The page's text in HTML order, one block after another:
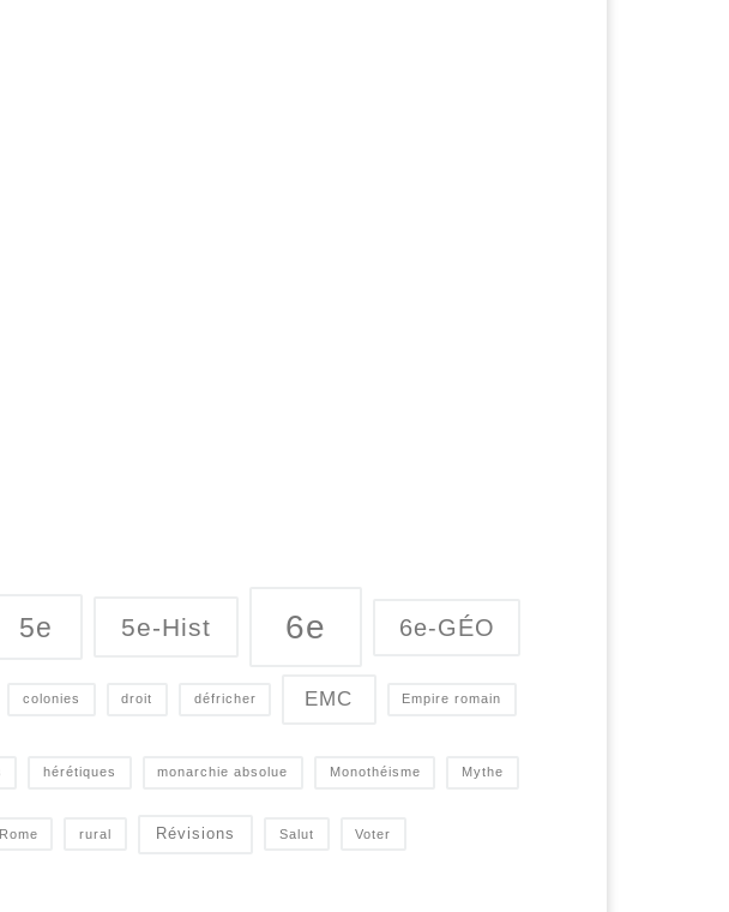
5e 5e-Hist 6e 6e-GÉO
colonies droit défricher EMC Empire romain
hérétiques monarchie absolue Monothéisme Mythe
Rome rural Révisions Salut Voter